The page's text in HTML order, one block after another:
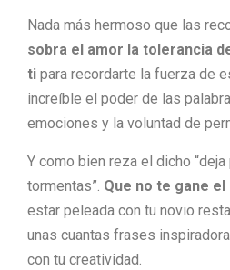
Nada más hermoso que las
sobra el amor la tolerancia
ti para recordarte la fuerza de
increíble el poder de las
emociones y la voluntad de
Y como bien reza el dicho “deja
tormentas”. Que no te gane
estar peleada con tu novio
unas cuantas frases
con tu creatividad.